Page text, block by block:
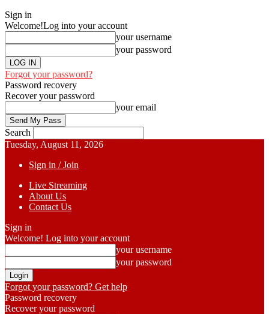
Sign in
Welcome!Log into your account
your username
your password
Forgot your password?
Password recovery
Recover your password
your email
Search
Tuesday, August 11, 2026
Sign in / Join
Live Streaming
About Us
Contact Us
Sign in
Welcome! Log into your account
your username
your password
Forgot your password? Get help
Password recovery
Recover your password